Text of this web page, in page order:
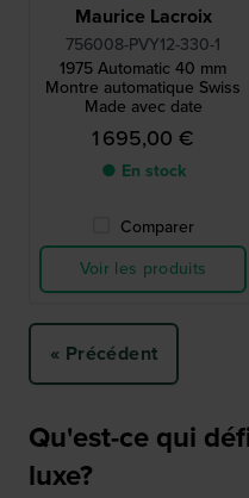
Maurice Lacroix
756008-PVY12-330-1
1975 Automatic 40 mm
Montre automatique Swiss
Made avec date
1 695,00 €
● En stock
Comparer
Voir les produits
« Précédent
Qu'est-ce qui
luxe?